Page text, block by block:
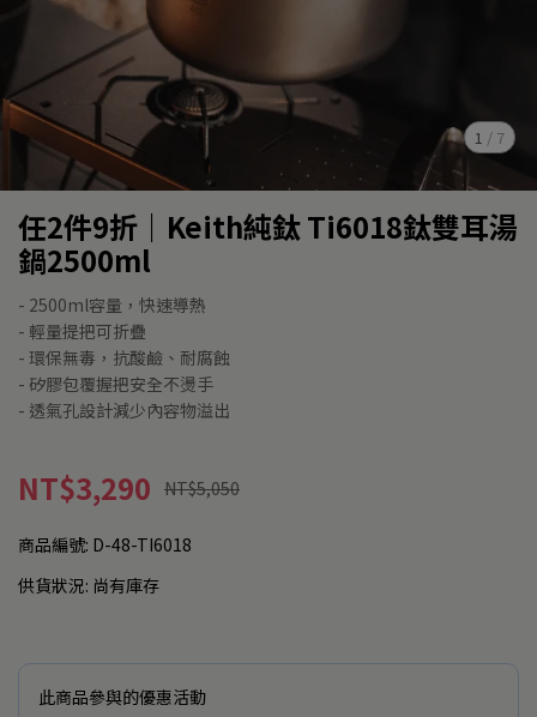
1 / 7
任2件9折｜Keith純鈦 Ti6018鈦雙耳湯
鍋2500ml
- 2500ml容量，快速導熱
- 輕量提把可折疊
- 環保無毒，抗酸鹼、耐腐蝕
- 矽膠包覆握把安全不燙手
- 透氣孔設計減少內容物溢出
NT$3,290 NT$5,050
商品編號: D-48-TI6018
供貨狀況: 尚有庫存
此商品參與的優惠活動